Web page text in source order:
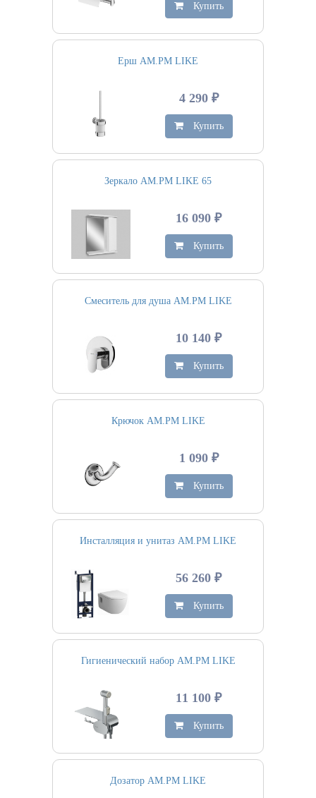
Купить
Ерш AM.PM LIKE
4 290 ₽
Купить
Зеркало AM.PM LIKE 65
16 090 ₽
Купить
Смеситель для душа AM.PM LIKE
10 140 ₽
Купить
Крючок AM.PM LIKE
1 090 ₽
Купить
Инсталляция и унитаз AM.PM LIKE
56 260 ₽
Купить
Гигиенический набор AM.PM LIKE
11 100 ₽
Купить
Дозатор AM.PM LIKE